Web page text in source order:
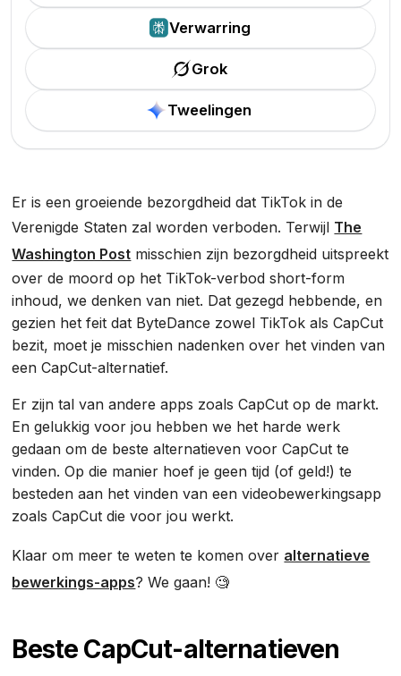
Verwarring
Grok
Tweelingen
Er is een groeiende bezorgdheid dat TikTok in de
Verenigde Staten zal worden verboden. Terwijl The
Washington Post misschien zijn bezorgdheid uitspreekt
over de moord op het TikTok-verbod short-form
inhoud, we denken van niet. Dat gezegd hebbende, en
gezien het feit dat ByteDance zowel TikTok als CapCut
bezit, moet je misschien nadenken over het vinden van
een CapCut-alternatief.
Er zijn tal van andere apps zoals CapCut op de markt.
En gelukkig voor jou hebben we het harde werk
gedaan om de beste alternatieven voor CapCut te
vinden. Op die manier hoef je geen tijd (of geld!) te
besteden aan het vinden van een videobewerkingsapp
zoals CapCut die voor jou werkt.
Klaar om meer te weten te komen over alternatieve
bewerkings-apps? We gaan! 🧐
Beste CapCut-alternatieven